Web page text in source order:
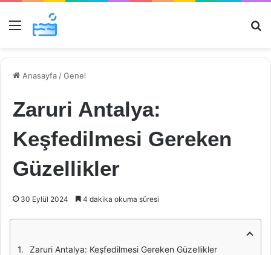
Menü
Anasayfa /Genel
Zaruri Antalya:
Keşfedilmesi Gereken
Güzellikler
30 Eylül 2024 4 dakika okuma süresi
Zaruri Antalya: Keşfedilmesi Gereken Güzellikler